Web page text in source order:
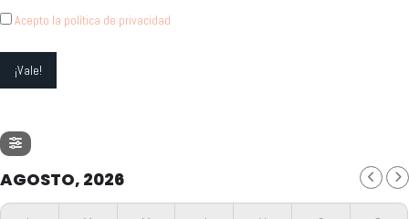
Acepto la política de privacidad
AGOSTO, 2026